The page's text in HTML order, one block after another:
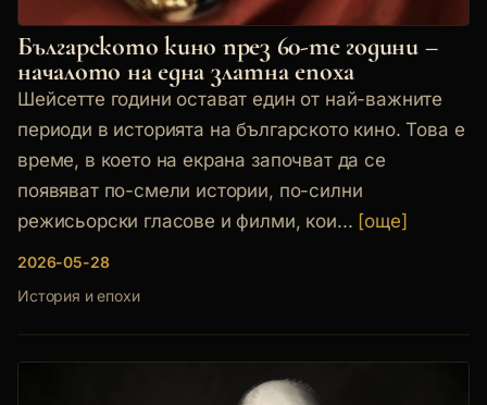
Българското кино през 60-те години –
началото на една златна епоха
Шейсетте години остават един от най-важните
периоди в историята на българското кино. Това е
време, в което на екрана започват да се
появяват по-смели истории, по-силни
режисьорски гласове и филми, кои... [още]
2026-05-28
История и епохи